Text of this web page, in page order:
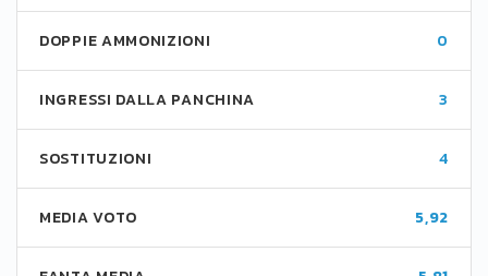
DOPPIE AMMONIZIONI 0
INGRESSI DALLA PANCHINA 3
SOSTITUZIONI 4
MEDIA VOTO 5,92